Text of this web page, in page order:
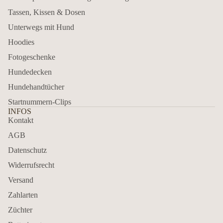
Tassen, Kissen & Dosen
Unterwegs mit Hund
Hoodies
Fotogeschenke
Hundedecken
Hundehandtücher
Startnummern-Clips
INFOS
Kontakt
AGB
Datenschutz
Widerrufsrecht
Versand
Zahlarten
Züchter